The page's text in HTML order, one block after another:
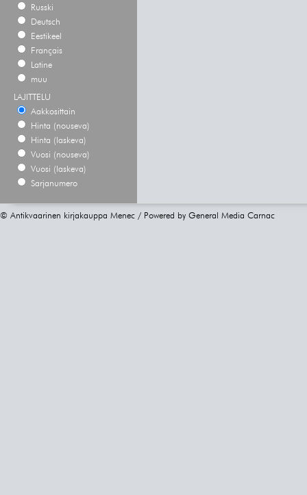
Russki
Deutsch
Eestikeel
Français
Latine
muu
LAJITTELU
Aakkosittain
Hinta (nouseva)
Hinta (laskeva)
Vuosi (nouseva)
Vuosi (laskeva)
Sarjanumero
© Antikvaarinen kirjakauppa Menec / Powered by General Media Carnac